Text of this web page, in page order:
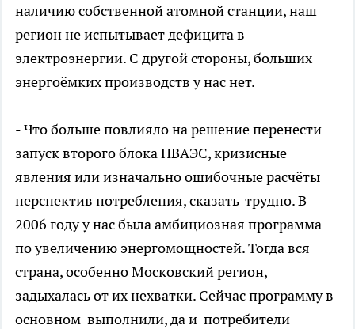
наличию собственной атомной станции, наш
регион не испытывает дефицита в
электроэнергии. С другой стороны, больших
энергоёмких производств у нас нет.
- Что больше повлияло на решение перенести
запуск второго блока НВАЭС, кризисные
явления или изначально ошибочные расчёты
перспектив потребления, сказать трудно. В
2006 году у нас была амбициозная программа
по увеличению энергомощностей. Тогда вся
страна, особенно Московский регион,
задыхалась от их нехватки. Сейчас программу в
основном выполнили, да и потребители